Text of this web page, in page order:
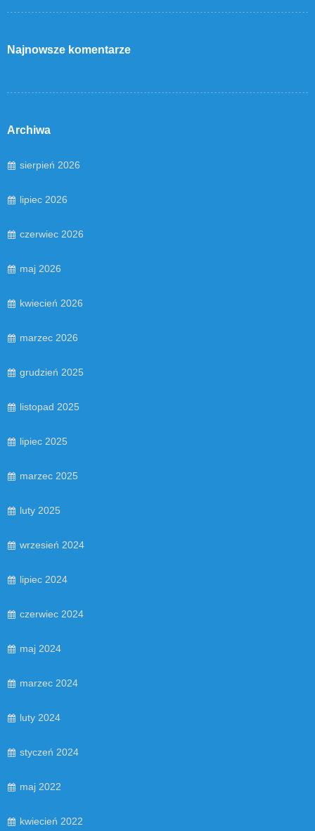
Najnowsze komentarze
Archiwa
sierpień 2026
lipiec 2026
czerwiec 2026
maj 2026
kwiecień 2026
marzec 2026
grudzień 2025
listopad 2025
lipiec 2025
marzec 2025
luty 2025
wrzesień 2024
lipiec 2024
czerwiec 2024
maj 2024
marzec 2024
luty 2024
styczeń 2024
maj 2022
kwiecień 2022